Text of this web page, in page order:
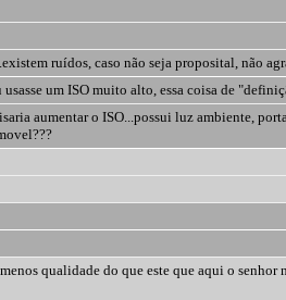
ruídos, caso não seja proposital, não
usasse um ISO muito alto, essa coisa de
aumentar o ISO...possui luz ambiente,
qualidade do que este que aqui o